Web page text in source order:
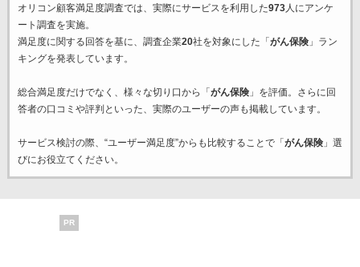
オリコン顧客満足度調査では、実際にサービスを利用した973人にアンケ
ート調査を実施。
満足度に関する回答を基に、調査企業20社を対象にした「 がん保険」ラン
キングを発表しています。
総合満足度だけでなく、様々な切り口から「 がん保険」を評価。さらに回
答者の口コミや評判といった、実際のユーザーの声も掲載しています。
サービス検討の際、“ユーザー満足度”からも比較することで「 がん保険」選
びにお役立てください。
PR